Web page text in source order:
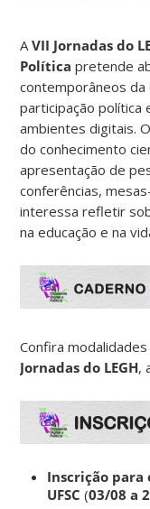
AVII Jornadas do
Políticapretende
contemporâneos da
participação política
ambientes digitais.
do conhecimento
apresentação de
conferências,
interessa refletir
na educação e na
Confira
Jornadas do LEGH,
Inscrição
UFSC(03/08 a